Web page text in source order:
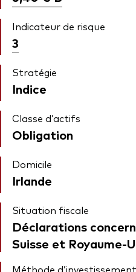
Indicateur de risque
3
Stratégie
Indice
Classe d’actifs
Obligation
Domicile
Irlande
Situation fiscale
Déclarations
Suisse et Royaume-
Méthode d’investissement